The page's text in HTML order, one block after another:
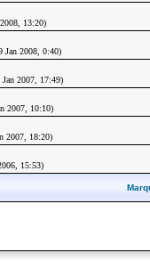
2008, 13:20)
Jan 2008, 0:40)
Jan 2007, 17:49)
2007, 10:10)
2007, 18:20)
15:53)